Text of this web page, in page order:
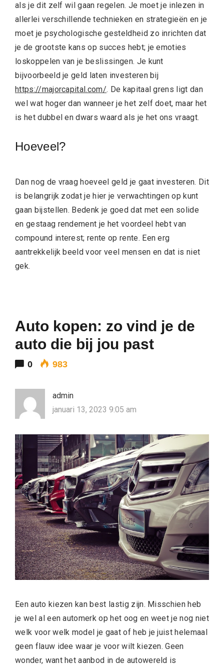
als je dit zelf wil gaan regelen. Je moet je inlezen in
allerlei verschillende technieken en strategieën en je
moet je psychologische gesteldheid zo inrichten dat
je de grootste kans op succes hebt; je emoties
loskoppelen van je beslissingen. Je kunt
bijvoorbeeld je geld laten investeren bij
https://majorcapital.com/. De kapitaal grens ligt dan
wel wat hoger dan wanneer je het zelf doet, maar het
is het dubbel en dwars waard als je het ons vraagt.
Hoeveel?
Dan nog de vraag hoeveel geld je gaat investeren. Dit
is belangrijk zodat je hier je verwachtingen op kunt
gaan bijstellen. Bedenk je goed dat met een solide
en gestaag rendement je het voordeel hebt van
compound interest; rente op rente. Een erg
aantrekkelijk beeld voor veel mensen en dat is niet
gek.
Auto kopen: zo vind je de
auto die bij jou past
0 983
admin
januari 13, 2023 9:05 am
Een auto kiezen kan best lastig zijn. Misschien heb
je wel al een automerk op het oog en weet je nog niet
welk voor welk model je gaat of heb je juist helemaal
geen flauw idee waar je voor wilt kiezen. Geen
wonder, want het aanbod in de autowereld is